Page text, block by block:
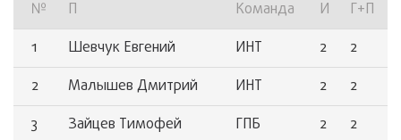
№ П Команда И
Г+П
1
Шевчук Евгений ИНТ 2
2
2
Малышев Дмитрий ИНТ 2
2
3
Зайцев Тимофей ГПБ 2
2